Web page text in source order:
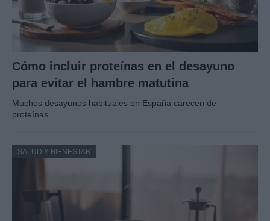
Cómo incluir proteínas en el desayuno
para evitar el hambre matutina
Muchos desayunos habituales en España carecen de
proteínas…
SALUD Y BIENESTAR